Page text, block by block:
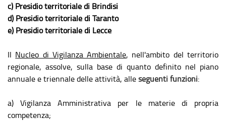
c) Presidio territoriale di Brindisi
d) Presidio territoriale di Taranto
e) Presidio territoriale di Lecce
Il Nucleo di Vigilanza Ambientale, nell'ambito del territorio
regionale, assolve, sulla base di quanto definito nel piano
annuale e triennale delle attività, alleseguenti funzioni:
a) Vigilanza Amministrativa per le materie di propria
competenza;